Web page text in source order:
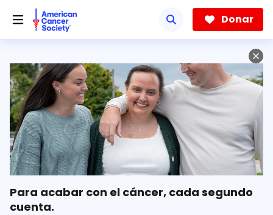
hacia
contenido
Donar
Para acabar con el cáncer, cada segundo
cuenta.